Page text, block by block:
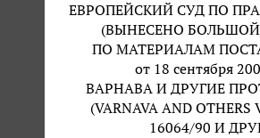
ЕВРОПЕЙСКИЙ СУД ПО
(ВЫНЕСЕНО
ПО МАТЕРИАЛАМ
от 18 сентября
ВАРНАВА И ДРУГИЕ
(VARNAVA AND OTHERS
16064/90 И